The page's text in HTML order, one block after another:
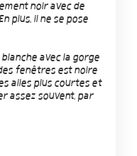
noir avec de
plus, il ne se pose
avec la gorge
fenêtres est noire
ailes plus courtes et
assez souvent, par